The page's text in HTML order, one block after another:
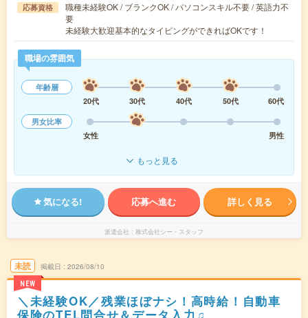
応募資格
職種未経験OK / ブランクOK / パソコンスキル不要 / 英語力不
要
未経験大歓迎基本的なタイピングができればOKです！
職場の雰囲気
年齢層
20代
30代 40代 50代
60代
男女比率
女性
男性
もっと見る
気になる! 応募へ進む 詳しく見る
派遣会社 株式会社シー・スタッフ
未読
NEW
掲載日 2026/08/10
＼未経験OK／残業ほぼナシ！高時給！自動車
保険のTEL問合せ＆データ入力♫